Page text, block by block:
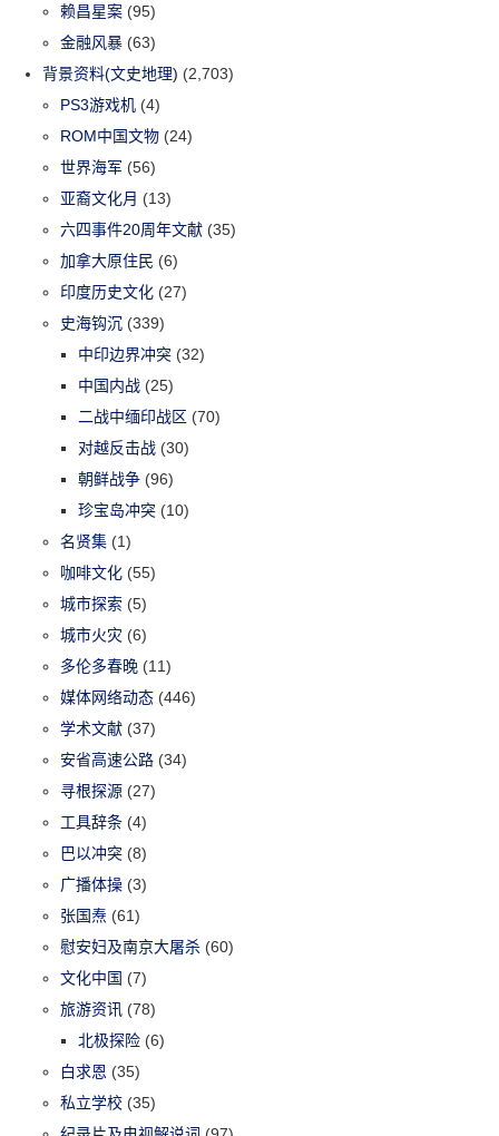
赖昌星案 (95)
金融风暴 (63)
背景资料(文史地理) (2,703)
PS3游戏机 (4)
ROM中国文物 (24)
世界海军 (56)
亚裔文化月 (13)
六四事件20周年文献 (35)
加拿大原住民 (6)
印度历史文化 (27)
史海钩沉 (339)
中印边界冲突 (32)
中国内战 (25)
二战中缅印战区 (70)
对越反击战 (30)
朝鲜战争 (96)
珍宝岛冲突 (10)
名贤集 (1)
咖啡文化 (55)
城市探索 (5)
城市火灾 (6)
多伦多春晚 (11)
媒体网络动态 (446)
学术文献 (37)
安省高速公路 (34)
寻根探源 (27)
工具辞条 (4)
巴以冲突 (8)
广播体操 (3)
张国焘 (61)
慰安妇及南京大屠杀 (60)
文化中国 (7)
旅游资讯 (78)
北极探险 (6)
白求恩 (35)
私立学校 (35)